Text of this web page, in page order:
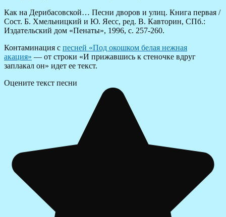
Как на Дерибасовской… Песни дворов и улиц. Книга первая /
Сост. Б. Хмельницкий и Ю. Яесс, ред. В. Кавторин, СПб.:
Издательский дом «Пенаты», 1996, с. 257-260.
Контаминация с песней «Под окошком белая нежная
акация» — от строки «И прижавшись к стеночке вдруг
заплакал он» идет ее текст.
Оцените текст песни